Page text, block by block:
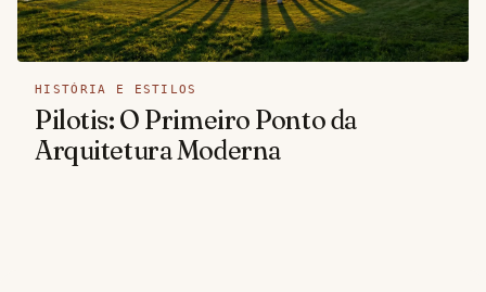
HISTÓRIA E ESTILOS
Pilotis: O Primeiro Ponto da
Arquitetura Moderna